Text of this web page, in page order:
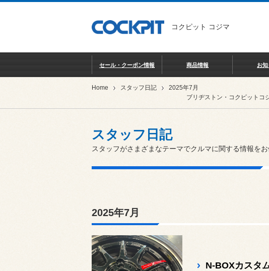
コクピット コジマ
セール・クーポン情報 商品情報 お
Home スタッフ日記
2025年7月
ブリヂストン・コクピットコ
スタッフ日記
スタッフがさまざまなテーマでクルマに関する情報をお
2025年7月
N-BOXカスタ